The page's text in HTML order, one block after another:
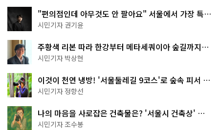
"편의점인데 아무것도 안 팔아요" 서울에서 가장 특별
한 편의점의 정체
시민기자 권기윤
주황색 리본 따라 한강부터 메타세쿼이아 숲길까지…
서울둘레길 15코스
시민기자 박상현
이것이 천연 냉방! '서울둘레길 9코스'로 숲속 피서 떠
나볼까
시민기자 정향선
나의 마음을 사로잡은 건축물은? '서울시 건축상' 수
상작 공개!
시민기자 조수봉